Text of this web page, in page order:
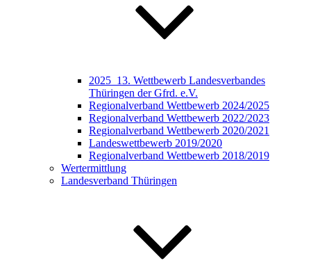
2025_13. Wettbewerb Landesverbandes
Thüringen der Gfrd. e.V.
Regionalverband Wettbewerb 2024/2025
Regionalverband Wettbewerb 2022/2023
Regionalverband Wettbewerb 2020/2021
Landeswettbewerb 2019/2020
Regionalverband Wettbewerb 2018/2019
Wertermittlung
Landesverband Thüringen